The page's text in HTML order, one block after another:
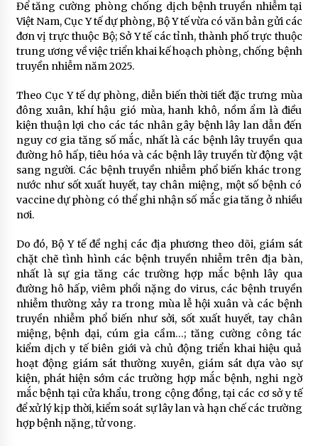
Để tăng cường phòng chống dịch bệnh truyền nhiễm tại
Việt Nam, Cục Y tế dự phòng, Bộ Y tế vừa có văn bản gửi các
đơn vị trực thuộc Bộ; Sở Y tế các tỉnh, thành phố trực thuộc
trung ương về việc triển khai kế hoạch phòng, chống bệnh
truyền nhiễm năm 2025.
Theo Cục Y tế dự phòng, diễn biến thời tiết đặc trưng mùa
đông xuân, khí hậu gió mùa, hanh khô, nồm ẩm là điều
kiện thuận lợi cho các tác nhân gây bệnh lây lan dẫn đến
nguy cơ gia tăng số mắc, nhất là các bệnh lây truyền qua
đường hô hấp, tiêu hóa và các bệnh lây truyền từ động vật
sang người. Các bệnh truyền nhiễm phổ biến khác trong
nước như sốt xuất huyết, tay chân miệng, một số bệnh có
vaccine dự phòng có thể ghi nhận số mắc gia tăng ở nhiều
nơi.
Do đó, Bộ Y tế đề nghị các địa phương theo dõi, giám sát
chặt chẽ tình hình các bệnh truyền nhiễm trên địa bàn,
nhất là sự gia tăng các trường hợp mắc bệnh lây qua
đường hô hấp, viêm phổi nặng do virus, các bệnh truyền
nhiễm thường xảy ra trong mùa lễ hội xuân và các bệnh
truyền nhiễm phổ biến như sởi, sốt xuất huyết, tay chân
miệng, bệnh dại, cúm gia cầm…; tăng cường công tác
kiểm dịch y tế biên giới và chủ động triển khai hiệu quả
hoạt động giám sát thường xuyên, giám sát dựa vào sự
kiện, phát hiện sớm các trường hợp mắc bệnh, nghi ngờ
mắc bệnh tại cửa khẩu, trong cộng đồng, tại các cơ sở y tế
để xử lý kịp thời, kiểm soát sự lây lan và hạn chế các trường
hợp bệnh nặng, tử vong.